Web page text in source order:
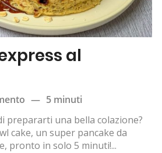
al
— 5 minuti
prepararti una bella colazione?
cake, un super pancake da
pronto in solo 5 minuti!...